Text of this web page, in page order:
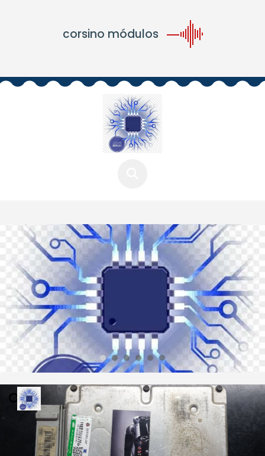
corsino módulos